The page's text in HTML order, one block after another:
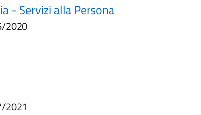
- Servizi alla Persona
2020
2021